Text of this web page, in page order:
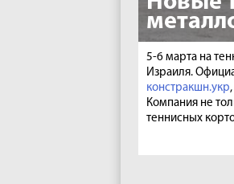
5-6 марта на
Израиля.
констракшн.укр
Компания не
теннисных